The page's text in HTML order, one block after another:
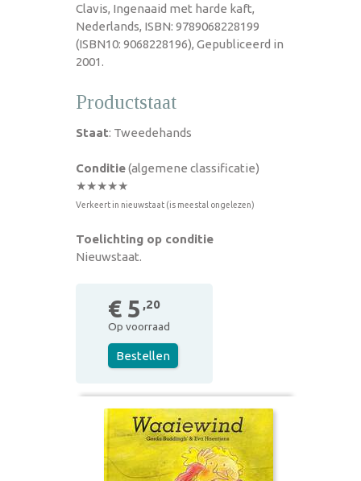
Clavis, Ingenaaid met harde kaft,
Nederlands, ISBN: 9789068228199
(ISBN10: 9068228196), Gepubliceerd in
2001.
Productstaat
Staat: Tweedehands
Conditie(algemene classificatie)
★★★★★
Verkeert in nieuwstaat (is meestal ongelezen)
Toelichting op conditie
Nieuwstaat.
€ 5 ,20
Op voorraad
Bestellen